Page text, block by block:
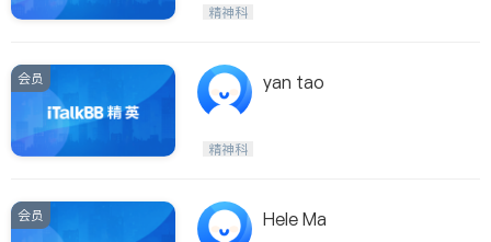
医生-其它
ties
Inyo & San Bernardino
Riverside
Santa Barbara & Monterey
精神科
会员 yan tao
精神科
会员 Hele Ma